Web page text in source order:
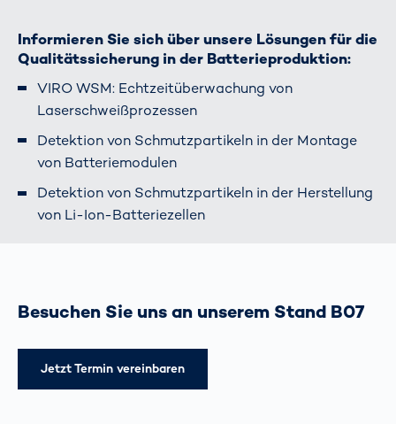
Informieren Sie sich über unsere Lösungen für die
Qualitätssicherung in der Batterieproduktion:
VIRO WSM: Echtzeitüberwachung von
Laserschweißprozessen
Detektion von Schmutzpartikeln in der Montage
von Batteriemodulen
Detektion von Schmutzpartikeln in der Herstellung
von Li-Ion-Batteriezellen
Besuchen Sie uns an unserem Stand B07
Jetzt Termin vereinbaren